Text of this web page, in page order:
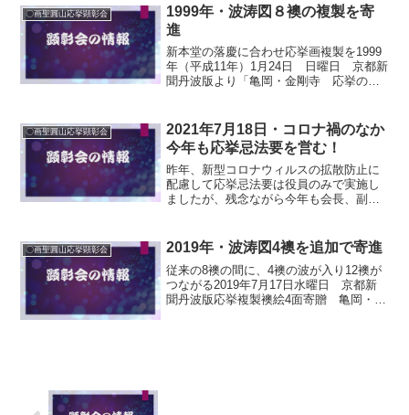
応挙の障壁画「群...
〇画聖圓山応挙顕彰会
1999年・波涛図８襖の複製を寄
進
新本堂の落慶に合わせ応挙画複製を1999
年（平成11年）1月24日 日曜日 京都新
聞丹波版より「亀岡・金剛寺 応挙のふ
岡ゆかりの江戸時代の日本画家・円山応
挙が同寺に残...
〇画聖圓山応挙顕彰会
2021年7月18日・コロナ禍のなか
今年も応挙忌法要を営む！
昨年、新型コロナウィルスの拡散防止に
配慮して応挙忌法要は役員のみで実施し
ましたが、残念ながら今年も会長、副会
応挙の戒名「円誉無三一妙居士」の位牌
を前に、全員が焼香して遺...
〇画聖圓山応挙顕彰会 2019年・波涛図4襖を追加で寄進
従来の8襖の間に、4襖の波が入り12襖が
つながる2019年7月17日水曜日 京都新
聞丹波版応挙複製襖絵4面寄贈 亀岡・金